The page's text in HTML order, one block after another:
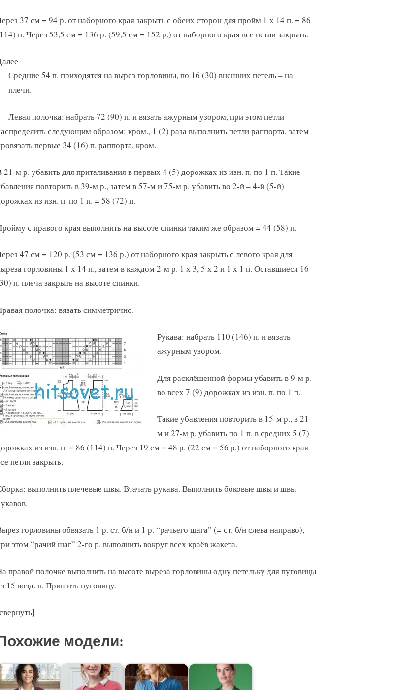
37 см = 94 р. от наборного края закрыть с обеих сторон для пройм 1 х 14 п. = 86
п. Через 53,5 см = 136 р. (59,5 см = 152 р.) от наборного края все петли закрыть.
Средние 54 п. приходятся на вырез горловины, по 16 (30) внешних петель – на
плечи.
Левая полочка: набрать 72 (90) п. и вязать ажурным узором, при этом петли
следующим образом: кром., 1 (2) раза выполнить петли раппорта, затем
первые 34 (16) п. раппорта, кром.
21-м р. убавить для приталивания в первых 4 (5) дорожках из изн. п. по 1 п. Такие
повторить в 39-м р., затем в 57-м и 75-м р. убавить во 2-й – 4-й (5-й)
из изн. п. по 1 п. = 58 (72) п.
с правого края выполнить на высоте спинки таким же образом = 44 (58) п.
47 см = 120 р. (53 см = 136 р.) от наборного края закрыть с левого края для
горловины 1 х 14 п., затем в каждом 2-м р. 1 х 3, 5 х 2 и 1 х 1 п. Оставшиеся 16
п. плеча закрыть на высоте спинки.
полочка: вязать симметрично.
Рукава: набрать 110 (146) п. и вязать
ажурным узором.
Для расклёшенной формы убавить в 9-м р.
во всех 7 (9) дорожках из изн. п. по 1 п.
Такие убавления повторить в 15-м р., в 21-
м и 27-м р. убавить по 1 п. в средних 5 (7)
из изн. п. = 86 (114) п. Через 19 см = 48 р. (22 см = 56 р.) от наборного края
петли закрыть.
выполнить плечевые швы. Втачать рукава. Выполнить боковые швы и швы
горловины обвязать 1 р. ст. б/н и 1 р. “рачьего шага” (= ст. б/н слева направо),
этом “рачий шаг” 2-го р. выполнить вокруг всех краёв жакета.
правой полочке выполнить на высоте выреза горловины одну петельку для пуговицы
15 возд. п. Пришить пуговицу.
модели: